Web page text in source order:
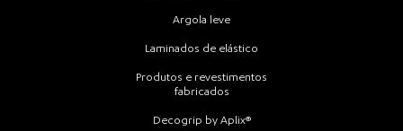
Argola leve
Laminados de elástico
Produtos e revestimentos
fabricados
Decogrip by Aplix®